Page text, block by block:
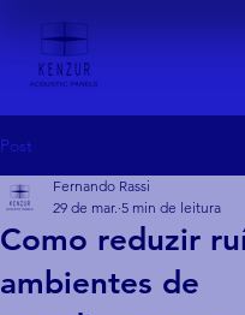
Post
Como reduzir
ambientes de
Fernando Rassi
29 de mar. 5 min de leitura